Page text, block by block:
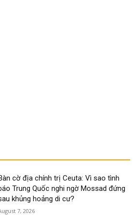
cờ địa chính trị Ceuta: Vì sao tình
Trung Quốc nghi ngờ Mossad đứng
khủng hoảng di cư?
7, 2026